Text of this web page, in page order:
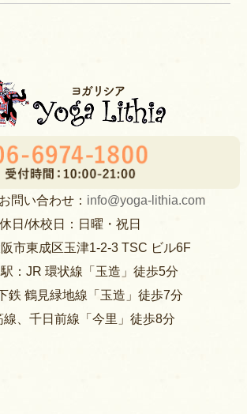
問い合わせ： info@yoga-lithia.com
休日/休校日：日曜・祝日
市東成区玉津1-2-3 TSC ビル6F
：JR 環状線「玉造」徒歩5分
鉄 鶴見緑地線「玉造」徒歩7分
線、千日前線「今里」徒歩8分